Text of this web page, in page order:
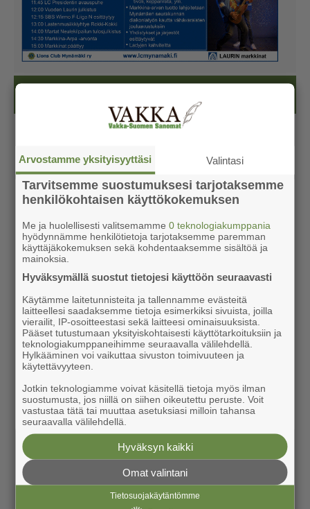
Arvostamme yksityisyyttäsi Valintasi
Tarvitsemme suostumuksesi tarjotaksemme
henkilökohtaisen käyttökokemuksen
Me ja huolellisesti valitsemamme0 teknologiakumppania
hyödynnämme henkilötietoja tarjotaksemme paremman
käyttäjäkokemuksen sekä kohdentaaksemme sisältöä ja
mainoksia.
Hyväksymällä suostut tietojesi käyttöön seuraavasti
Käytämme laitetunnisteita ja tallennamme evästeitä
laitteellesi saadaksemme tietoja esimerkiksi sivuista, joilla
vierailit, IP-osoitteestasi sekä laitteesi ominaisuuksista.
Pääset tutustumaan yksityiskohtaisesti käyttötarkoituksiin ja
teknologiakumppaneihimme seuraavalla välilehdellä.
Hylkääminen voi vaikuttaa sivuston toimivuuteen ja
käytettävyyteen.
Jotkin teknologiamme voivat käsitellä tietoja myös ilman
suostumusta, jos niillä on siihen oikeutettu peruste. Voit
vastustaa tätä tai muuttaa asetuksiasi milloin tahansa
seuraavalla välilehdellä.
Hyväksyn kaikki
Omat valintani
Tietosuojakäytäntömme